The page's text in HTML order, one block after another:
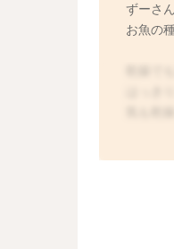
ずーさ
お魚の
気も乾